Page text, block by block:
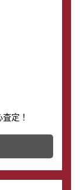
定！
時計販売の
しい時計